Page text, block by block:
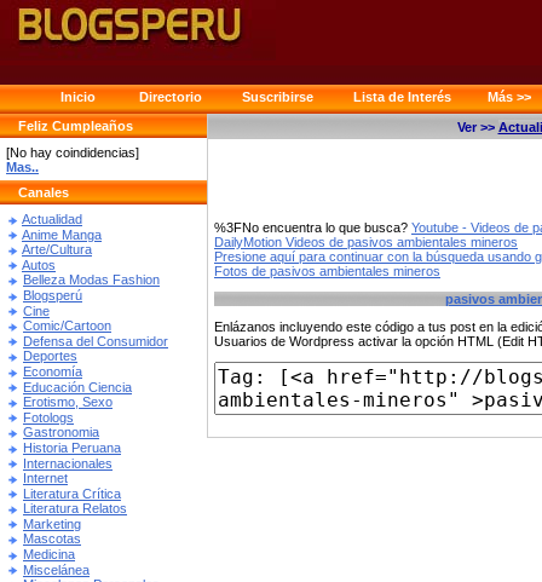
Inicio Directorio Suscribirse Lista de Interés
Más >>
Feliz Cumpleaños
[No hay coindidencias]
Mas..
Canales
Actualidad
Anime Manga
Arte/Cultura
Autos
Belleza Modas Fashion
Blogsperú
Cine
Comic/Cartoon
Defensa del Consumidor
Deportes
Economía
Educación Ciencia
Erotismo, Sexo
Fotologs
Gastronomia
Historia Peruana
Internacionales
Internet
Literatura Crítica
Literatura Relatos
Marketing
Mascotas
Medicina
Miscelánea
Ver >>
%3FNo encuentra lo que busca? Youtube - Videos de
DailyMotion Videos de pasivos ambientales mineros
Presione aquí para continuar con la búsqueda usando
Fotos de pasivos ambientales mineros
pasivos
Enlázanos incluyendo este código a tus post en la
Usuarios de Wordpress activar la opción HTML (Edit